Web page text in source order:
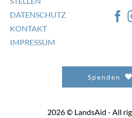
STELLEN
DATENSCHUTZ
KONTAKT
IMPRESSUM
Spenden